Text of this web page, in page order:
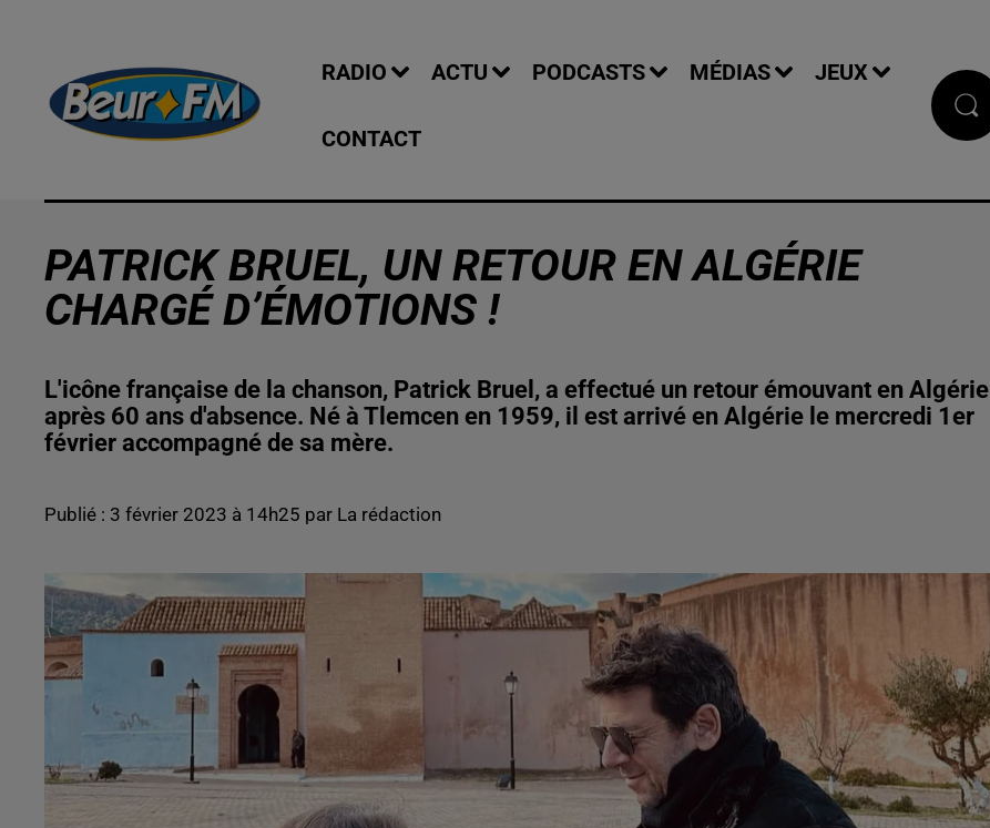
RADIO ACTU PODCASTS MÉDIAS JEUX
CONTACT
PATRICK BRUEL, UN RETOUR EN ALGÉRIE
CHARGÉ D’ÉMOTIONS !
L'icône française de la chanson, Patrick Bruel, a effectué un retour émouvant en Algérie
après 60 ans d'absence. Né à Tlemcen en 1959, il est arrivé en Algérie le mercredi 1er
février accompagné de sa mère.
Publié : 3 février 2023 à 14h25 par La rédaction